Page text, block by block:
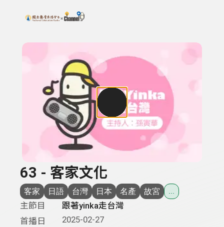
上方功能區塊
搜尋關鍵字：可輸入節目名稱、主持人或關鍵字
63 - 客家文化
客家 日語 台灣 日本 名產 故宮 ...
主節目
跟著yinka走台灣
首播日
2025-02-27